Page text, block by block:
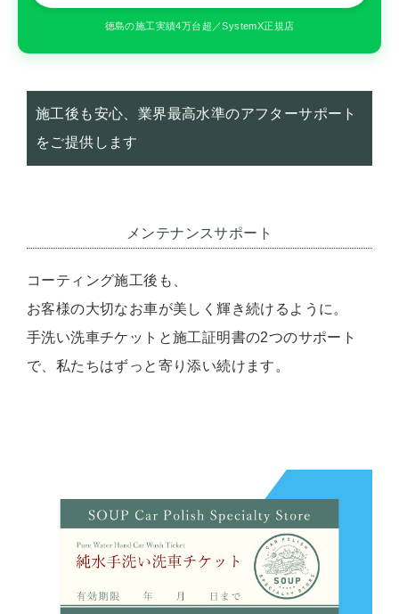
徳島の施工実績4万台超／SystemX正規店
施工後も安心、業界最高水準のアフターサポート
をご提供します
メンテナンスサポート
コーティング施工後も、
お客様の大切なお車が美しく輝き続けるように。
手洗い洗車チケットと施工証明書の2つのサポート
で、私たちはずっと寄り添い続けます。